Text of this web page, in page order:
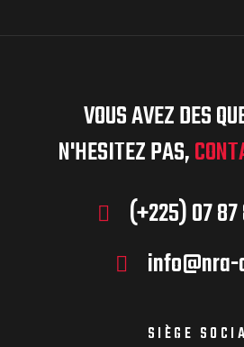
VOUS AVEZ DES
N'HESITEZ PAS,
(+225) 07
SIÈGE